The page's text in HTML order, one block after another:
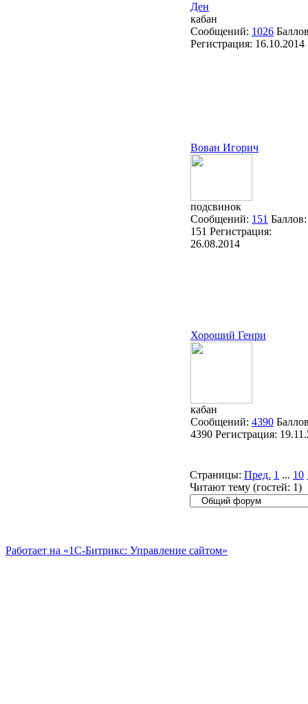
Ден
кабан
Сообщений: 1026
Регистрация: 16.10.2014
Вован Игорич
подсвинок
Сообщений: 151 Баллов:
151 Регистрация:
26.08.2014
Хороший Генри
кабан
Сообщений: 4390
4390 Регистрация:
Страницы: Пред. 1 ... 10
Читают тему (гостей: 1)
Работает на «1С-Битрикс: Управление сайтом»